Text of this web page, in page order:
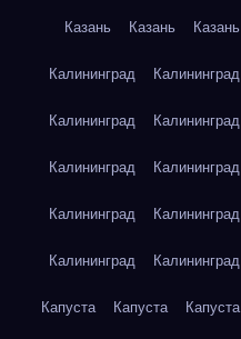
Казань Казань Казань
Калининград Калининград
Калининград Калининград
Калининград Калининград
Калининград Калининград
Калининград Калининград
Капуста Капуста Капуста